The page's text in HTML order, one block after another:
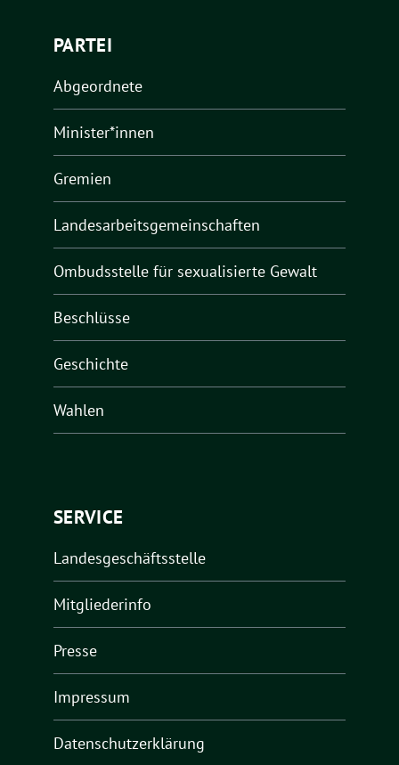
PARTEI
Abgeordnete
Minister*innen
Gremien
Landesarbeitsgemeinschaften
Ombudsstelle für sexualisierte Gewalt
Beschlüsse
Geschichte
Wahlen
SERVICE
Landesgeschäftsstelle
Mitgliederinfo
Presse
Impressum
Datenschutzerklärung